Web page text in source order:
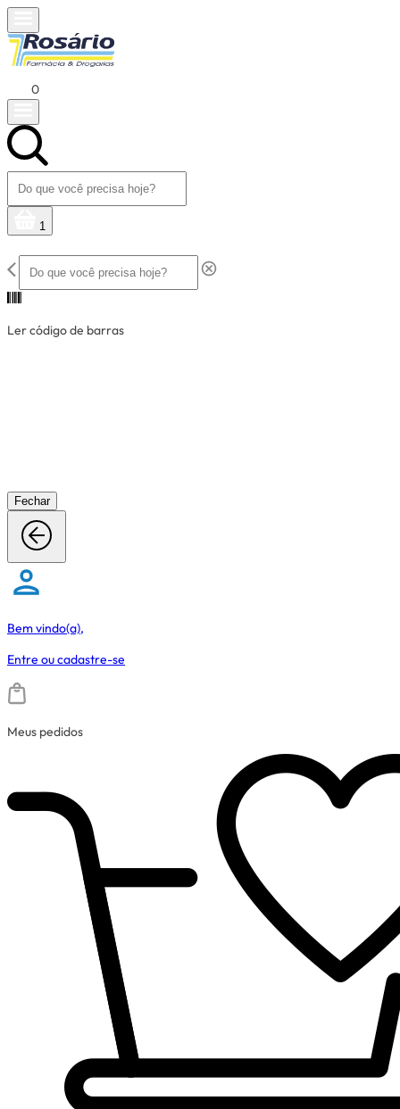
0
1
Ler código de barras
Fechar
Bem vindo(a),
Entre oucadastre-se
Meus pedidos